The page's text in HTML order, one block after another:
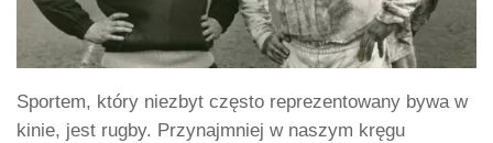
Sportem, który niezbyt często reprezentowany bywa w
kinie, jest rugby. Przynajmniej w naszym kręgu